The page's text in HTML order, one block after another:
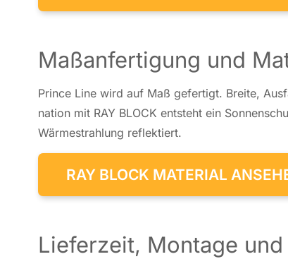
Maßanfertigung und
Prince Line wird auf Maß ge­fer­tigt. Breite,
na­ti­on mit RAY BLOCK ent­steht ein
Wär­me­strah­lung re­flek­tiert.
RAY BLOCK MATERIAL
Lieferzeit, Montage